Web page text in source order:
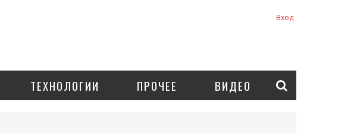
Вход
ТЕХНОЛОГИИ ПРОЧЕЕ ВИДЕО